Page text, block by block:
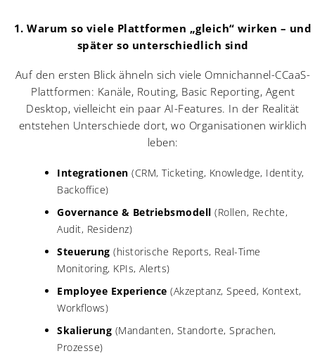
1. Warum so viele Plattformen „gleich“ wirken – und
später so unterschiedlich sind
Auf den ersten Blick ähneln sich viele Omnichannel-CCaaS-
Plattformen: Kanäle, Routing, Basic Reporting, Agent
Desktop, vielleicht ein paar AI-Features. In der Realität
entstehen Unterschiede dort, wo Organisationen wirklich
leben:
Integrationen (CRM, Ticketing, Knowledge, Identity,
Backoffice)
Governance & Betriebsmodell (Rollen, Rechte,
Audit, Residenz)
Steuerung (historische Reports, Real-Time
Monitoring, KPIs, Alerts)
Employee Experience (Akzeptanz, Speed, Kontext,
Workflows)
Skalierung (Mandanten, Standorte, Sprachen,
Prozesse)